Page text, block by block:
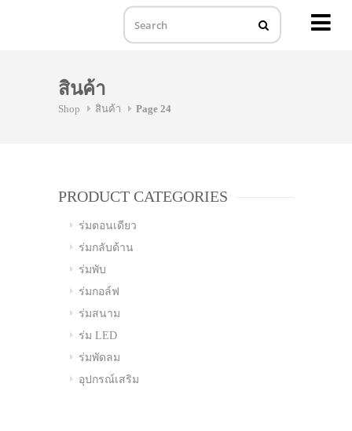
สินค้า
Shop สินค้า Page 24
PRODUCT CATEGORIES
ร่มตอนเดียว
ร่มกลับด้าน
ร่มพับ
ร่มกอล์ฟ
ร่มสนาม
ร่ม LED
ร่มพัดลม
อุปกรณ์เสริม